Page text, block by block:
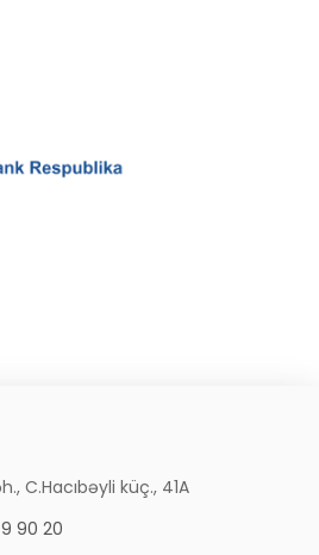
C.Hacıbəyli küç., 41A
90 20